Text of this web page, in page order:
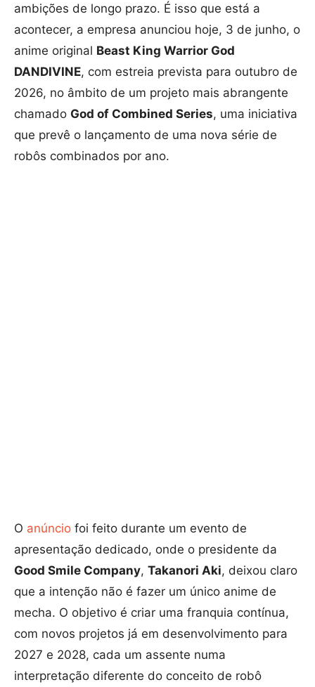
ambições de longo prazo. É isso que está a
acontecer, a empresa anunciou hoje, 3 de junho, o
anime original Beast King Warrior God
DANDIVINE, com estreia prevista para outubro de
2026, no âmbito de um projeto mais abrangente
chamado God of Combined Series, uma iniciativa
que prevê o lançamento de uma nova série de
robôs combinados por ano.
O anúncio foi feito durante um evento de
apresentação dedicado, onde o presidente da
Good Smile Company, Takanori Aki, deixou claro
que a intenção não é fazer um único anime de
mecha. O objetivo é criar uma franquia contínua,
com novos projetos já em desenvolvimento para
2027 e 2028, cada um assente numa
interpretação diferente do conceito de robô